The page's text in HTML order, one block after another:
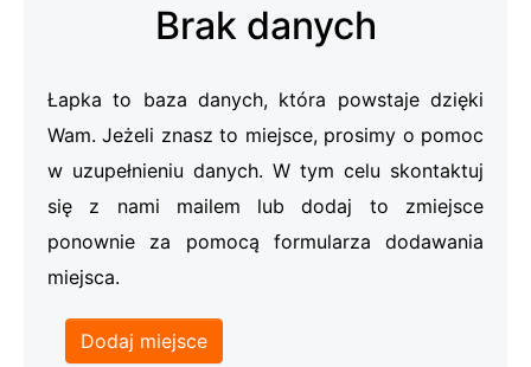
Brak danych
Łapka to baza danych, która powstaje dzięki
Wam. Jeżeli znasz to miejsce, prosimy o pomoc
w uzupełnieniu danych. W tym celu skontaktuj
się z nami mailem lub dodaj to zmiejsce
ponownie za pomocą formularza dodawania
miejsca.
Dodaj miejsce